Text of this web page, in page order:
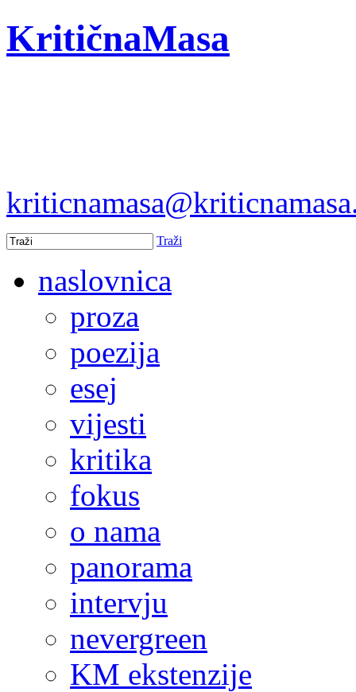
KritičnaMasa
Traži
naslovnica
proza
poezija
esej
vijesti
kritika
fokus
o nama
panorama
intervju
nevergreen
KM ekstenzije